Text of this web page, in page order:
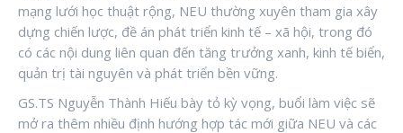
mạng lưới học thuật rộng, NEU thường xuyên tham gia xây
dựng chiến lược, đề án phát triển kinh tế – xã hội, trong đó
có các nội dung liên quan đến tăng trưởng xanh, kinh tế biển,
quản trị tài nguyên và phát triển bền vững.
GS.TS Nguyễn Thành Hiếu bày tỏ kỳ vọng, buổi làm việc sẽ
mở ra thêm nhiều định hướng hợp tác mới giữa NEU và các